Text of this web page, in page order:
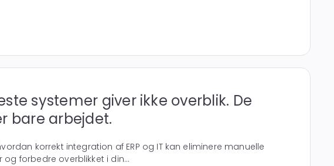
systemer giver ikke overblik. De
bare arbejdet.
korrekt integration af ERP og IT kan eliminere manuelle
og forbedre overblikket i din...